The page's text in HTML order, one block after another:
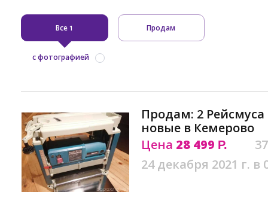
Все 1 Продам
с фотографией
Продам: 2
новые в Кемерово
Цена 28 499 Р.
24 декабря 2021 г. в